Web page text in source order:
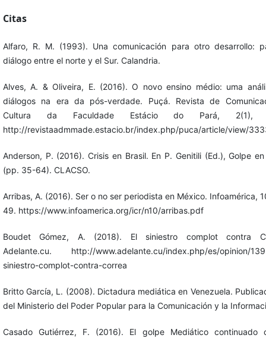
Citas
Alfaro, R. M. (1993). Una comunicación para otro desarrollo:
diálogo entre el norte y el Sur. Calandria.
Alves, A. & Oliveira, E. (2016). O novo ensino médio: uma
diálogos na era da pós-verdade. Puçá. Revista de
Cultura da Faculdade Estácio do Pará, 2(1),
http://revistaadmmade.estacio.br/index.php/puca/article/view/
Anderson, P. (2016). Crisis en Brasil. En P. Genitili (Ed.), Golpe
(pp. 35-64). CLACSO.
Arribas, A. (2016). Ser o no ser periodista en México. Infoamérica,
49. https://www.infoamerica.org/icr/n10/arribas.pdf
Boudet Gómez, A. (2018). El siniestro complot contra
Adelante.cu. http://www.adelante.cu/index.php/es/opinion/
siniestro-complot-contra-correa
Britto García, L. (2008). Dictadura mediática en Venezuela.
del Ministerio del Poder Popular para la Comunicación y la
Casado Gutiérrez, F. (2016). El golpe Mediático continuado